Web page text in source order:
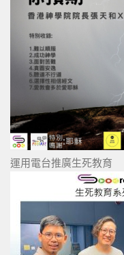
運用電台推廣生死教育